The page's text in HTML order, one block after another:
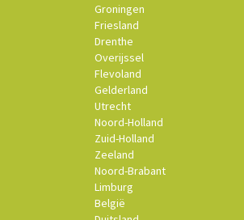
Groningen
Friesland
Drenthe
Overijssel
Flevoland
Gelderland
Utrecht
Noord-Holland
Zuid-Holland
Zeeland
Noord-Brabant
Limburg
België